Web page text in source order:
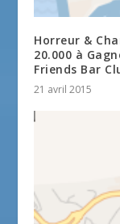
Horreur &
20.000 à
Friends Bar
21 avril 2015